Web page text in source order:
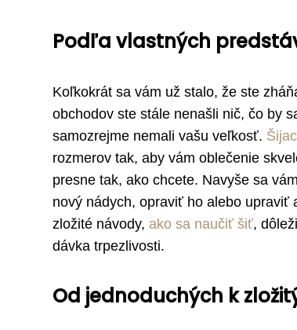
Podľa vlastných
Koľkokrát sa vám už stalo, že ste
obchodov ste stále nenašli nič, čo by
samozrejme nemali vašu veľkosť.
rozmerov tak, aby vám oblečenie
presne tak, ako chcete. Navyše sa
nový nádych, opraviť ho alebo
zložité návody, ako sa naučiť šiť,
dávka trpezlivosti.
Od jednoduchých k